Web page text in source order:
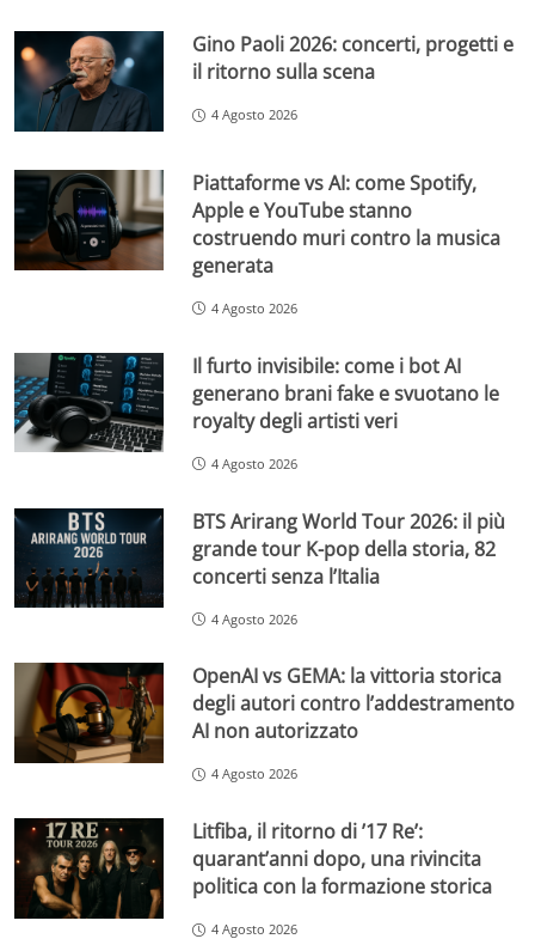
Gino Paoli 2026: concerti, progetti e
il ritorno sulla scena
4 Agosto 2026
Piattaforme vs AI: come Spotify,
Apple e YouTube stanno
costruendo muri contro la musica
generata
4 Agosto 2026
Il furto invisibile: come i bot AI
generano brani fake e svuotano le
royalty degli artisti veri
4 Agosto 2026
BTS Arirang World Tour 2026: il più
grande tour K-pop della storia, 82
concerti senza l’Italia
4 Agosto 2026
OpenAI vs GEMA: la vittoria storica
degli autori contro l’addestramento
AI non autorizzato
4 Agosto 2026
Litfiba, il ritorno di ’17 Re’:
quarant’anni dopo, una rivincita
politica con la formazione storica
4 Agosto 2026